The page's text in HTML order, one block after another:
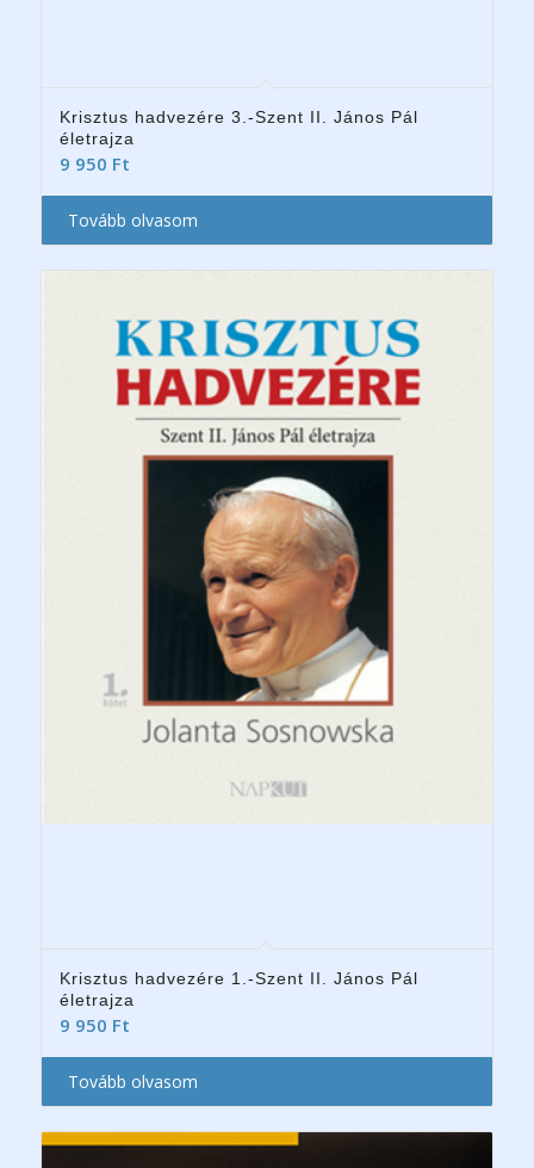
Krisztus hadvezére 3.-Szent II. János Pál
életrajza
9 950 Ft
Tovább olvasom
Krisztus hadvezére 1.-Szent II. János Pál
életrajza
9 950 Ft
Tovább olvasom